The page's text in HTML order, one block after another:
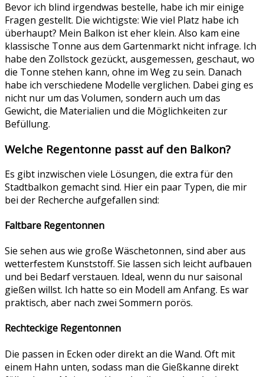
Bevor ich blind irgendwas bestelle, habe ich mir einige
Fragen gestellt. Die wichtigste: Wie viel Platz habe ich
überhaupt? Mein Balkon ist eher klein. Also kam eine
klassische Tonne aus dem Gartenmarkt nicht infrage. Ich
habe den Zollstock gezückt, ausgemessen, geschaut, wo
die Tonne stehen kann, ohne im Weg zu sein. Danach
habe ich verschiedene Modelle verglichen. Dabei ging es
nicht nur um das Volumen, sondern auch um das
Gewicht, die Materialien und die Möglichkeiten zur
Befüllung.
Welche Regentonne passt auf den Balkon?
Es gibt inzwischen viele Lösungen, die extra für den
Stadtbalkon gemacht sind. Hier ein paar Typen, die mir
bei der Recherche aufgefallen sind:
Faltbare Regentonnen
Sie sehen aus wie große Wäschetonnen, sind aber aus
wetterfestem Kunststoff. Sie lassen sich leicht aufbauen
und bei Bedarf verstauen. Ideal, wenn du nur saisonal
gießen willst. Ich hatte so ein Modell am Anfang. Es war
praktisch, aber nach zwei Sommern porös.
Rechteckige Regentonnen
Die passen in Ecken oder direkt an die Wand. Oft mit
einem Hahn unten, sodass man die Gießkanne direkt